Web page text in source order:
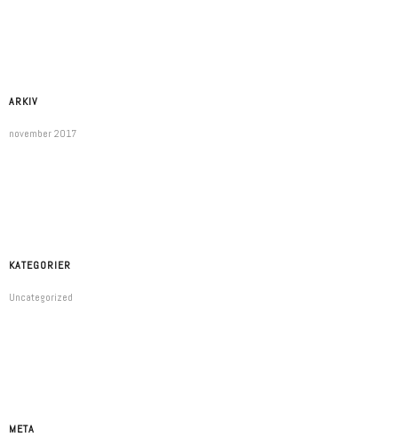
ARKIV
november 2017
KATEGORIER
Uncategorized
META